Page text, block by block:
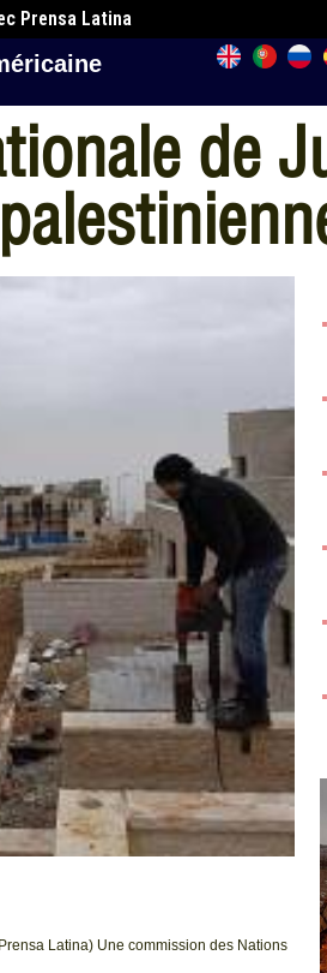
Prensa Latina
de
Latina) Une commission des Nations
.
.
.
.
.
.